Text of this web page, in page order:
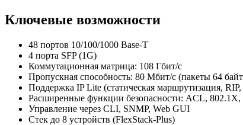
Ключевые возможности
48 портов 10/100/1000 Base-T
4 порта SFP (1G)
Коммутационная матрица: 108 Гбит/с
Пропускная способность: 80 Мбит/с (пакеты 64
Поддержка IP Lite (статическая маршрутизация,
Расширенные функции безопасности: ACL, 802.1X,
Управление через CLI, SNMP, Web GUI
Стек до 8 устройств (FlexStack-Plus)